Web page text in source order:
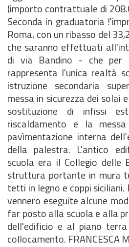
(importo contrattuale di
Seconda in graduatoria
Roma, con un ribasso del
che saranno effettuati
di via Bandino - che per
rappresenta l'unica realtà
istruzione secondaria
messa in sicurezza dei
sostituzione di infissi
riscaldamento e la
pavìmentazione interna
della palestra. L'antico
scuola era il Collegio delle
struttura portante in mura
tetti in legno e coppi siciliani.
vennero eseguite alcune
far posto alla scuola e alla
dell'edificio e al piano
collocamento. FRANCESCA